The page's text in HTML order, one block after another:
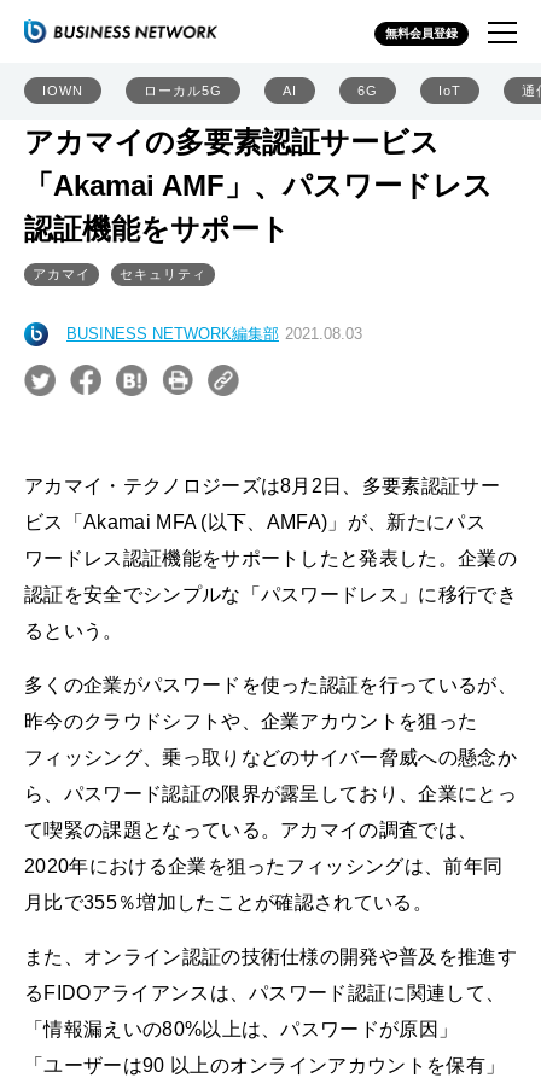
無料会員登録
IOWN ローカル5G AI 6G IoT 通
アカマイの多要素認証サービス
「Akamai AMF」、パスワードレス
認証機能をサポート
アカマイ セキュリティ
BUSINESS NETWORK編集部 2021.08.03
アカマイ・テクノロジーズは8月2日、多要素認証サー
ビス「Akamai MFA (以下、AMFA)」が、新たにパス
ワードレス認証機能をサポートしたと発表した。企業の
認証を安全でシンプルな「パスワードレス」に移行でき
るという。
多くの企業がパスワードを使った認証を行っているが、
昨今のクラウドシフトや、企業アカウントを狙った
フィッシング、乗っ取りなどのサイバー脅威への懸念か
ら、パスワード認証の限界が露呈しており、企業にとっ
て喫緊の課題となっている。アカマイの調査では、
2020年における企業を狙ったフィッシングは、前年同
月比で355％増加したことが確認されている。
また、オンライン認証の技術仕様の開発や普及を推進す
るFIDOアライアンスは、パスワード認証に関連して、
「情報漏えいの80%以上は、パスワードが原因」
「ユーザーは90 以上のオンラインアカウントを保有」